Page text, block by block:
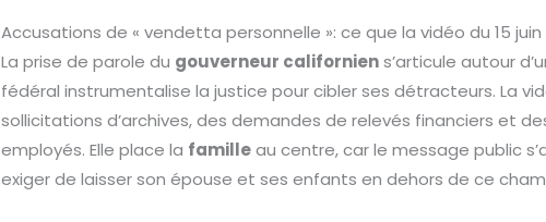
Accusations de « vendetta personnelle »: ce que la vidéo du 15
La prise de parole du gouverneur californiens’articule autour
fédéral instrumentalise la justice pour cibler ses détracteurs. La
sollicitations d’archives, des demandes de relevés financiers et
employés. Elle place la familleau centre, car le message public
exiger de laisser son épouse et ses enfants en dehors de ce